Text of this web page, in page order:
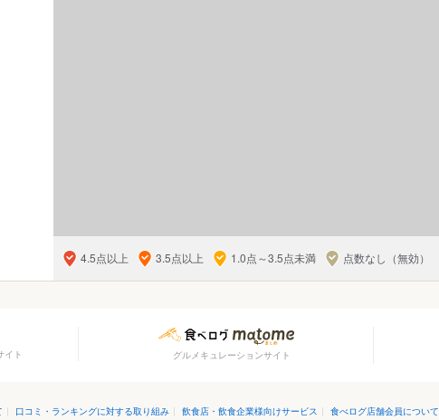
4.5点以上 3.5点以上 1.0点～3.5点未満 点数なし（無効）
イト グルメキュレーションサイト
| 口コミ・ランキングに対する取り組み | 飲食店・飲食企業様向けサービス | 食べログ店舗会員について